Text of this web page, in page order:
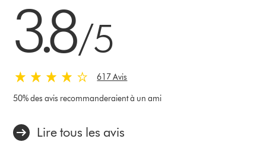
3.8/5
617 Avis
50% des avis recommanderaient à un ami
Lire tous les avis